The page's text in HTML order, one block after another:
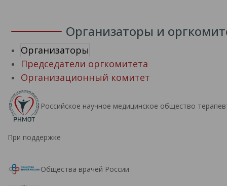
Организаторы и
Организаторы
Председатели оргкомитета
Организационный комитет
Российское научное медицинское общество
При поддержке
Общества врачей России